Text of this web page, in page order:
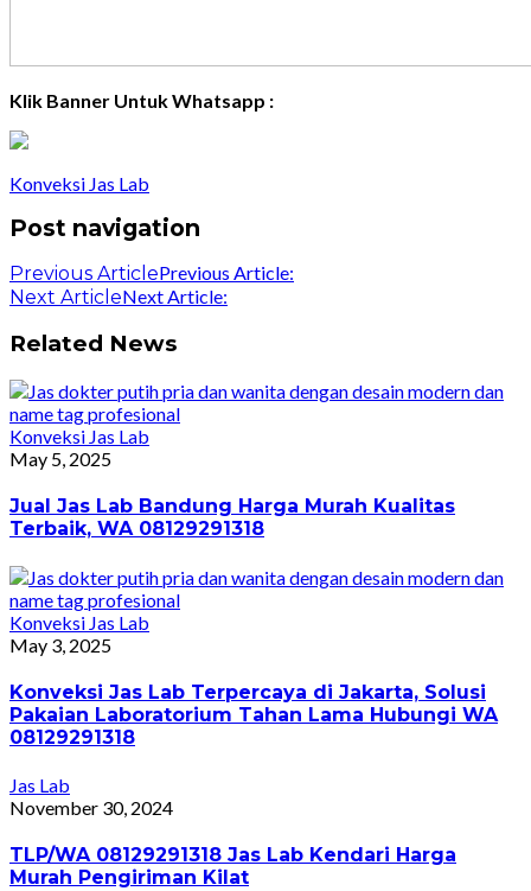
Klik Banner Untuk Whatsapp :
Konveksi Jas Lab
Post navigation
Previous ArticlePrevious Article:
Next ArticleNext Article:
Related News
Konveksi Jas Lab
May 5, 2025
Jual Jas Lab Bandung Harga Murah Kualitas
Terbaik, WA 08129291318
Konveksi Jas Lab
May 3, 2025
Konveksi Jas Lab Terpercaya di Jakarta, Solusi
Pakaian Laboratorium Tahan Lama Hubungi WA
08129291318
Jas Lab
November 30, 2024
TLP/WA 08129291318 Jas Lab Kendari Harga
Murah Pengiriman Kilat